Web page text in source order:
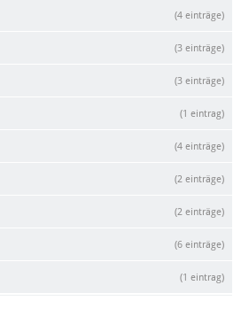
(4 einträge)
(3 einträge)
(3 einträge)
(1 eintrag)
(4 einträge)
(2 einträge)
(2 einträge)
(6 einträge)
(1 eintrag)